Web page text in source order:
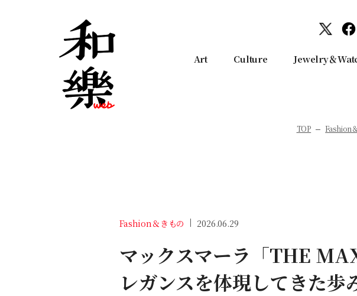
Art Culture Jewelry＆
TOP Fashion
Fashion＆きもの 2026.06.29
マックスマーラ「THE
レガンスを体現してきた歩